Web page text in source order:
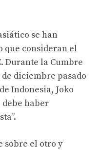
se han
que consideran el
Durante la Cumbre
de diciembre pasado
Indonesia, Joko
debe haber
sobre el otro y